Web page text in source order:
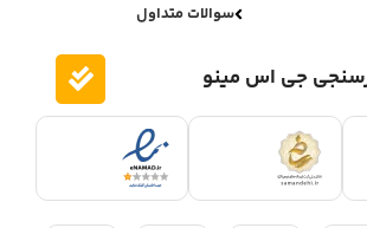
سوالات متداول
جی اس مینو